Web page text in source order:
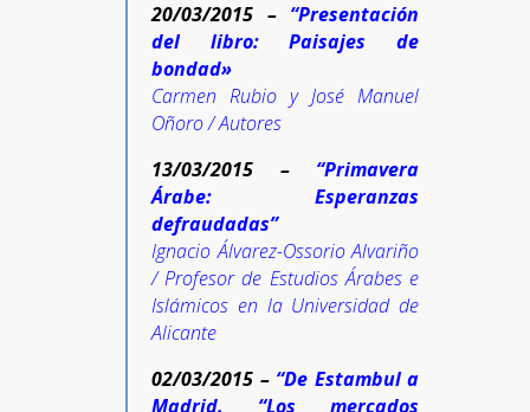
20/03/2015 – “Presentación
del libro: Paisajes de
bondad»
Carmen Rubio y José Manuel
Oñoro / Autores
13/03/2015 –
“Primavera
Árabe: Esperanzas
defraudadas”
Ignacio Álvarez-Ossorio Alvariño
/ Profesor de Estudios Árabes e
Islámicos en la Universidad de
Alicante
02/03/2015 – “De Estambul a
Madrid. “Los mercados